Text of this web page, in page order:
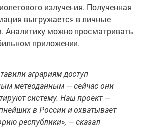
излучения. Полученная
выгружается в личные
Аналитику можно просматривать
приложении.
аграриям доступ
метеоданным — сейчас они
систему. Наш проект —
в России и охватывает
республики», — сказал